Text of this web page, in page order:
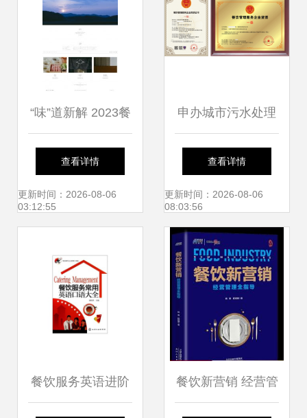
“味”道新解 2023餐
饮企业管理服务企
业官网设计趋势
查看详情
更新时间：2026-08-06
03:12:55
申办城市污水处理
服务企业资质证书
一级与餐饮企业管
理服务的协同发展
路径
查看详情
更新时间：2026-08-06
08:03:56
餐饮服务英语进阶 餐饮新营销 经营管